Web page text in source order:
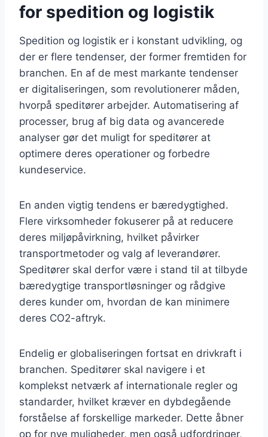
for spedition og logistik
Spedition og logistik er i konstant udvikling, og
der er flere tendenser, der former fremtiden for
branchen. En af de mest markante tendenser
er digitaliseringen, som revolutionerer måden,
hvorpå speditører arbejder. Automatisering af
processer, brug af big data og avancerede
analyser gør det muligt for speditører at
optimere deres operationer og forbedre
kundeservice.
En anden vigtig tendens er bæredygtighed.
Flere virksomheder fokuserer på at reducere
deres miljøpåvirkning, hvilket påvirker
transportmetoder og valg af leverandører.
Speditører skal derfor være i stand til at tilbyde
bæredygtige transportløsninger og rådgive
deres kunder om, hvordan de kan minimere
deres CO2-aftryk.
Endelig er globaliseringen fortsat en drivkraft i
branchen. Speditører skal navigere i et
komplekst netværk af internationale regler og
standarder, hvilket kræver en dybdegående
forståelse af forskellige markeder. Dette åbner
op for nye muligheder, men også udfordringer,